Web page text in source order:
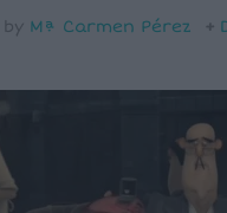
by Mª Carmen Pérez